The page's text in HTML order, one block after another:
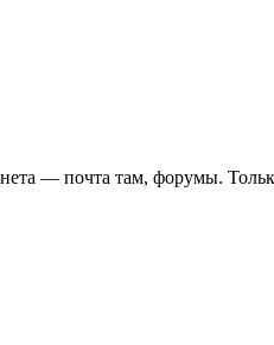
— почта там, форумы.